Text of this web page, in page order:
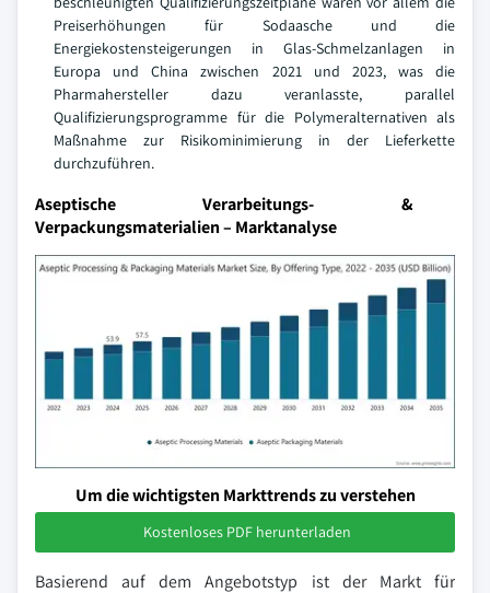
Preiserhöhungen für Sodaasche und die
Energiekostensteigerungen in Glas-Schmelzanlagen in
Europa und China zwischen 2021 und 2023, was die
Pharmahersteller dazu veranlasste, parallel
Qualifizierungsprogramme für die Polymeralternativen als
Maßnahme zur Risikominimierung in der Lieferkette
durchzuführen.
Aseptische Verarbeitungs- &
Verpackungsmaterialien – Marktanalyse
Um die wichtigsten Markttrends zu verstehen
Kostenloses PDF herunterladen
Basierend auf dem Angebotstyp ist der Markt für